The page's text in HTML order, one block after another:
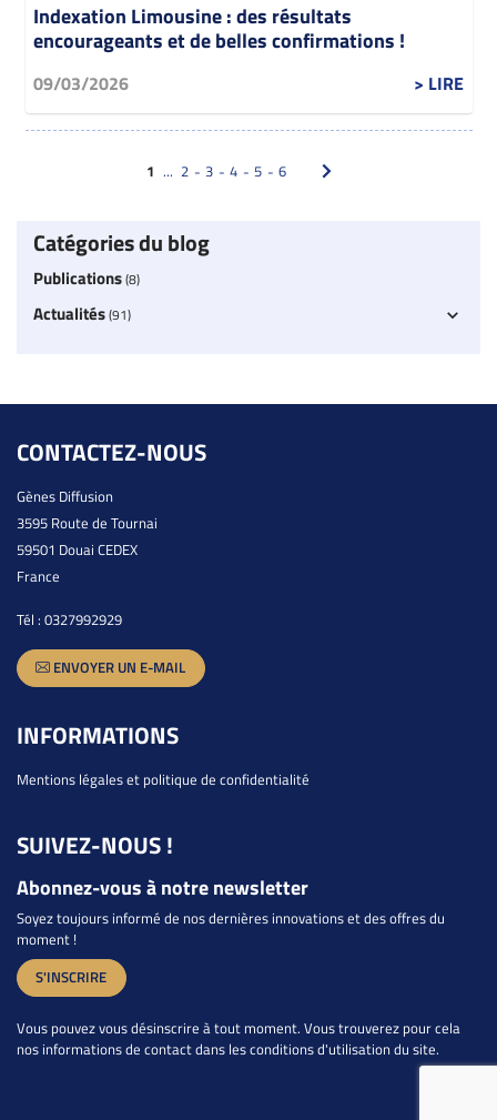
Catégories du blog
Publications(8)
Actualités(91)
Indexation Limousine : des résultats
encourageants et de belles confirmations !
09/03/2026 > LIRE
1 ... 2 3 4 5 6
CONTACTEZ-NOUS
Gènes Diffusion
3595 Route de Tournai
59501 Douai CEDEX
France
Tél : 0327992929
ENVOYER UN E-MAIL
INFORMATIONS
Mentions légales et politique de confidentialité
SUIVEZ-NOUS !
Abonnez-vous à notre newsletter
Soyez toujours informé de nos dernières innovations et des offres du
moment !
S'INSCRIRE
Vous pouvez vous désinscrire à tout moment. Vous trouverez pour cela
nos informations de contact dans les conditions d'utilisation du site.